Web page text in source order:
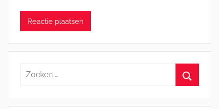
Zoeken